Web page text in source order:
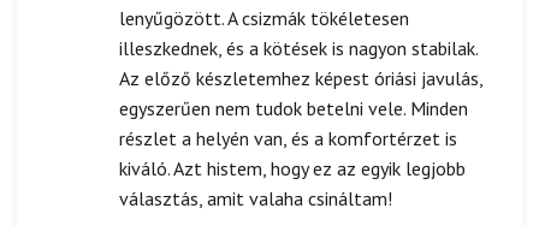
lenyűgözött. A csizmák tökéletesen
illeszkednek, és a kötések is nagyon stabilak.
Az előző készletemhez képest óriási javulás,
egyszerűen nem tudok betelni vele. Minden
részlet a helyén van, és a komfortérzet is
kiváló. Azt histem, hogy ez az egyik legjobb
választás, amit valaha csináltam!